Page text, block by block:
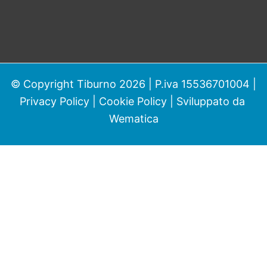
© Copyright Tiburno 2026 | P.iva 15536701004 |
Privacy Policy| Cookie Policy| Sviluppato da
Wematica